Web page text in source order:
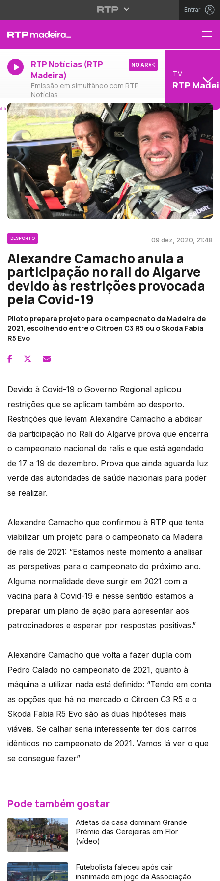
Entrar
RTP Notícias (RTP
Madeira)
Emissão em simultâneo com RTP
Notícias
NO AR
TV
RTP
DESPORTO 09 dez, 2020, 21:48
Alexandre Camacho anula a
participação no rali do Algarve
devido às restrições provocada
pela Covid-19
Piloto prepara projeto para o campeonato da Madeira de
2021, escolhendo entre o Citroen C3 R5 ou o Skoda Fabia
R5 Evo
Devido à Covid-19 o Governo Regional aplicou
restrições que se aplicam também ao desporto.
Restrições que levam Alexandre Camacho a abdicar
da participação no Rali do Algarve prova que encerra
o campeonato nacional de ralis e que está agendado
de 17 a 19 de dezembro. Prova que ainda aguarda luz
verde das autoridades de saúde nacionais para poder
se realizar.
Alexandre Camacho que confirmou à RTP que tenta
viabilizar um projeto para o campeonato da Madeira
de ralis de 2021: “Estamos neste momento a analisar
as perspetivas para o campeonato do próximo ano.
Alguma normalidade deve surgir em 2021 com a
vacina para à Covid-19 e nesse sentido estamos a
preparar um plano de ação para apresentar aos
patrocinadores e esperar por respostas positivas.”
Alexandre Camacho que volta a fazer dupla com
Pedro Calado no campeonato de 2021, quanto à
máquina a utilizar nada está definido: “Tendo em conta
as opções que há no mercado o Citroen C3 R5 e o
Skoda Fabia R5 Evo são as duas hipóteses mais
viáveis. Se calhar seria interessente ter dois carros
idênticos no campeonato de 2021. Vamos lá ver o que
se consegue fazer”
Pode também gostar
Atletas da casa dominam Grande
Prémio das Cerejeiras em Flor
(vídeo)
Futebolista faleceu após cair
inanimado em jogo da Associação